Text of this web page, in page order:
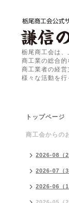
栃尾商工会は
商工業の総合的
商工業者の経
様々な活動を行
トップページ
商工会からの
2026-08（2
2026-07（3
2026-06（1